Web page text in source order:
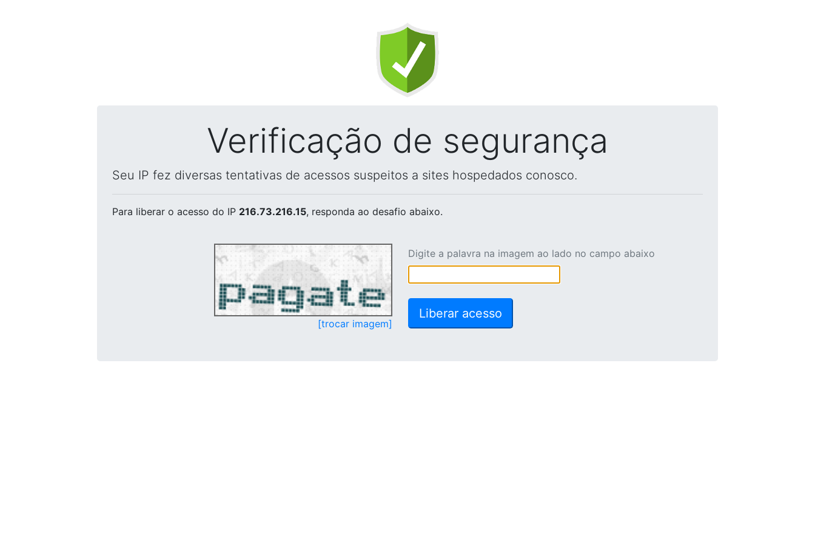
Verificação de segurança
Seu IP fez diversas tentativas de acessos suspeitos a sites hospedados conosco.
Para liberar o acesso do IP 216.73.216.15, responda ao desafio abaixo.
[trocar imagem]
Digite a palavra na imagem ao lado no campo abaixo